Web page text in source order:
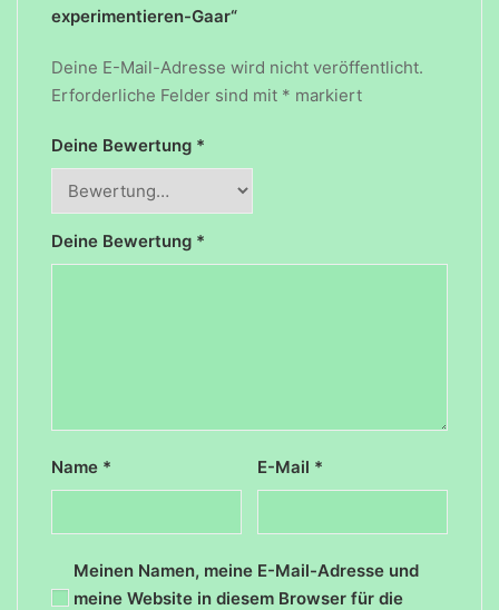
experimentieren-Gaar“
Deine E-Mail-Adresse wird nicht veröffentlicht.
Erforderliche Felder sind mit * markiert
Deine Bewertung *
Deine Bewertung *
Name * E-Mail *
Meinen Namen, meine E-Mail-Adresse und
meine Website in diesem Browser für die